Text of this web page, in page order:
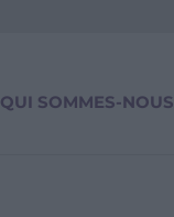
QUI SOMMES-NOUS